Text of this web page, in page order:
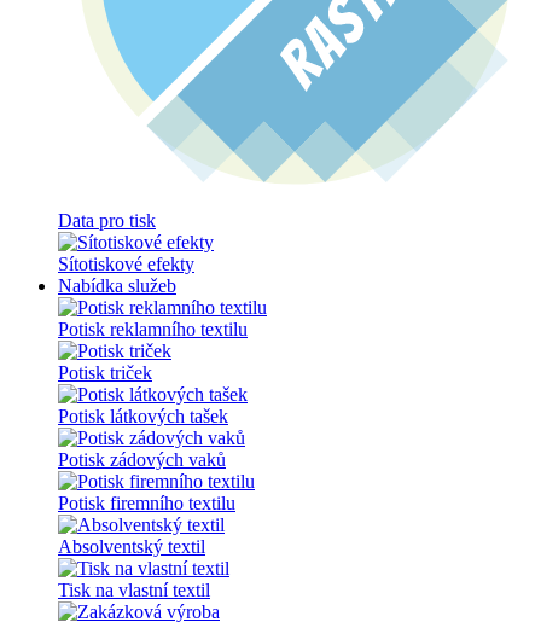
Data pro tisk
Sítotiskové efekty
Nabídka služeb
Potisk reklamního textilu
Potisk triček
Potisk látkových tašek
Potisk zádových vaků
Potisk firemního textilu
Absolventský textil
Tisk na vlastní textil